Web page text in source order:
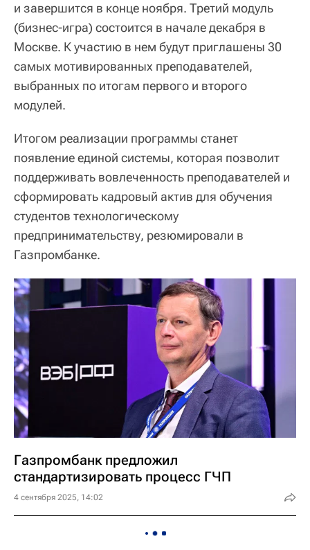
и завершится в конце ноября. Третий модуль
(бизнес-игра) состоится в начале декабря в
Москве. К участию в нем будут приглашены 30
самых мотивированных преподавателей,
выбранных по итогам первого и второго
модулей.
Итогом реализации программы станет
появление единой системы, которая позволит
поддерживать вовлеченность преподавателей и
сформировать кадровый актив для обучения
студентов технологическому
предпринимательству, резюмировали в
Газпромбанке.
Газпромбанк предложил
стандартизировать процесс ГЧП
4 сентября 2025, 14:02